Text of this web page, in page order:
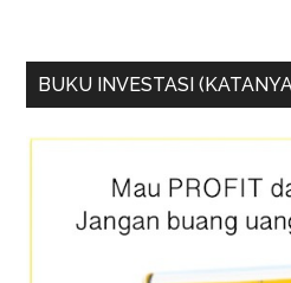
BUKU INVESTASI